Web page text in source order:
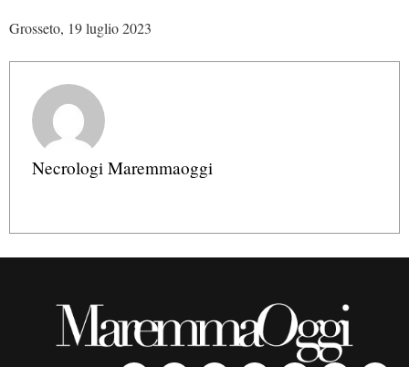
Grosseto, 19 luglio 2023
Necrologi Maremmaoggi